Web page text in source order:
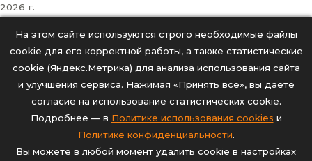
2026 г.
На этом сайте используются строго необходимые файлы
cookie для его корректной работы, а также статистические
cookie (Яндекс.Метрика) для анализа использования сайта
и улучшения сервиса. Нажимая «Принять все», вы даёте
согласие на использование статистических cookie.
Подробнее — в Политике использования cookies и
Политике конфиденциальности.
Вы можете в любой момент удалить cookie в настройках
Тарифы
География перевозок
Кейсы